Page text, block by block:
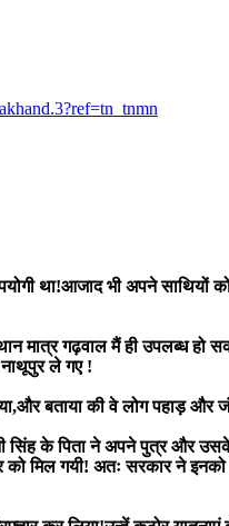
था!आजाद भी अपने साथियों
मात्र गढ़वाल मैं ही उपलब्ध
ले गए !
बताया की वे लोग पहाड़
सिंह के पिता ने अपने पुत्र और
मिल गयी! अतः सरकार ने